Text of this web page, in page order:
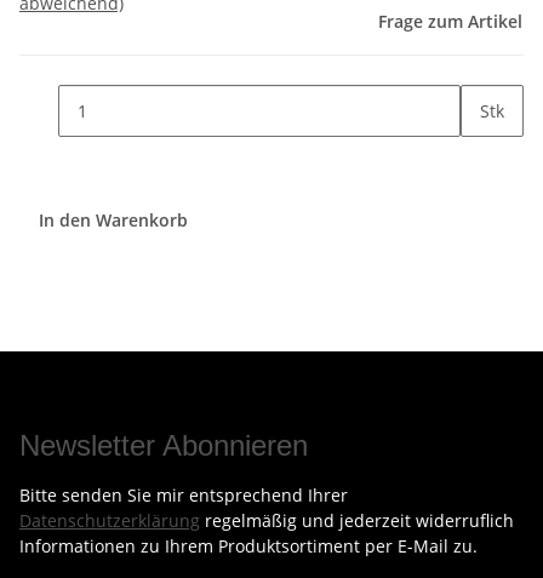
Frage zum Artikel
Stk
In den Warenkorb
Newsletter Abonnieren
Bitte senden Sie mir entsprechend Ihrer
Datenschutzerklärung regelmäßig und jederzeit widerruflich
Informationen zu Ihrem Produktsortiment per E-Mail zu.